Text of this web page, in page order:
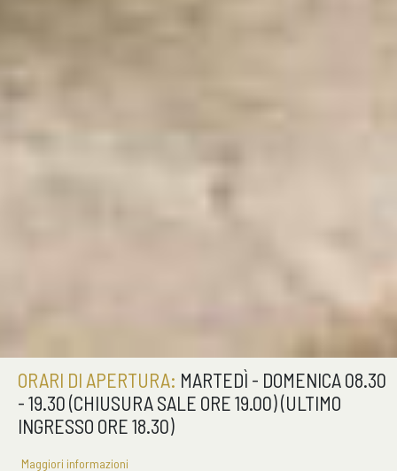
ORARI DI APERTURA: MARTEDÌ - DOMENICA 08.30
- 19.30 (CHIUSURA SALE ORE 19.00) (ULTIMO
INGRESSO ORE 18.30)
Maggiori informazioni